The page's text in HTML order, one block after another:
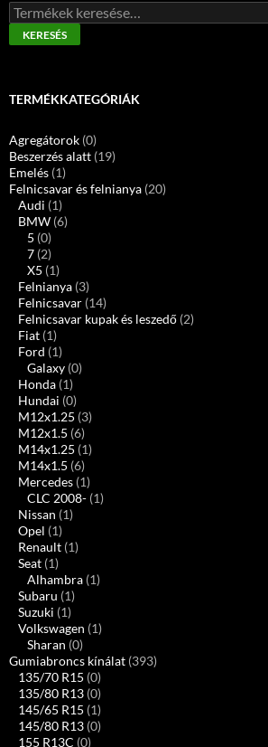
Keresés
a
következőre:
KERESÉS
TERMÉKKATEGÓRIÁK
Agregátorok (0)
Beszerzés alatt (19)
Emelés (1)
Felnicsavar és felnianya (20)
Audi (1)
BMW (6)
5 (0)
7 (2)
X5 (1)
Felnianya (3)
Felnicsavar (14)
Felnicsavar kupak és leszedő (2)
Fiat (1)
Ford (1)
Galaxy (0)
Honda (1)
Hundai (0)
M12x1.25 (3)
M12x1.5 (6)
M14x1.25 (1)
M14x1.5 (6)
Mercedes (1)
CLC 2008- (1)
Nissan (1)
Opel (1)
Renault (1)
Seat (1)
Alhambra (1)
Subaru (1)
Suzuki (1)
Volkswagen (1)
Sharan (0)
Gumiabroncs kínálat (393)
135/70 R15 (0)
135/80 R13 (0)
145/65 R15 (1)
145/80 R13 (0)
155 R13C (0)